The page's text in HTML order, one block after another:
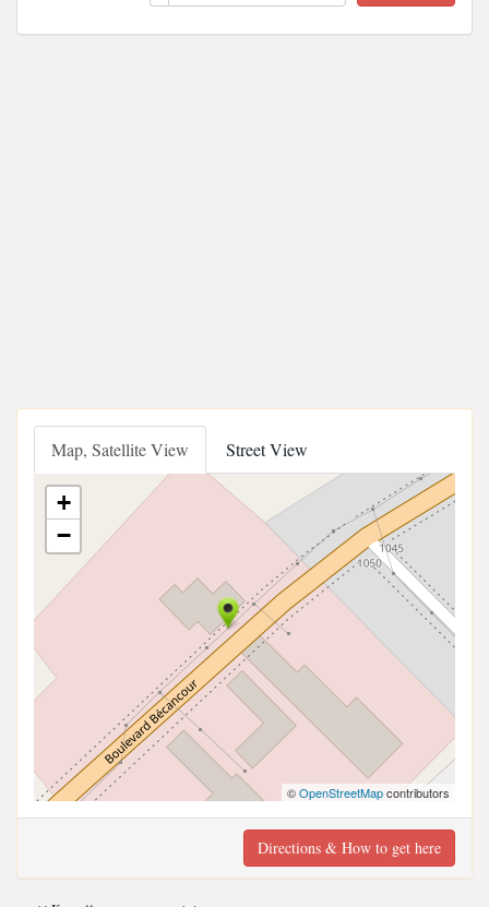
Map, Satellite View Street View
+
−
©OpenStreetMapcontributors
Directions & How to get here